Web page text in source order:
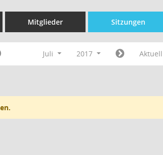
Mitglieder Sitzungen
Juli 2017 Aktuell